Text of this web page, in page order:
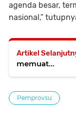
agenda besar,
nasional,”
Artikel
memuat...
Pemprovsu